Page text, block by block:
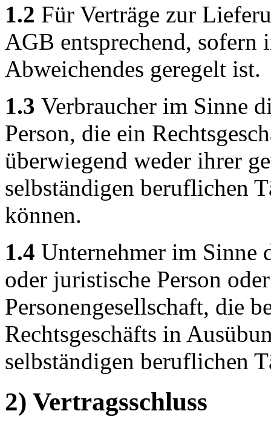
1.2 Für Verträge zur
AGB entsprechend, sofern
Abweichendes geregelt ist.
1.3 Verbraucher im Sinne
Person, die ein
überwiegend weder ihrer
selbständigen beruflichen
können.
1.4 Unternehmer im Sinne
oder juristische Person
Personengesellschaft, die
Rechtsgeschäfts in
selbständigen beruflichen
2) Vertragsschluss